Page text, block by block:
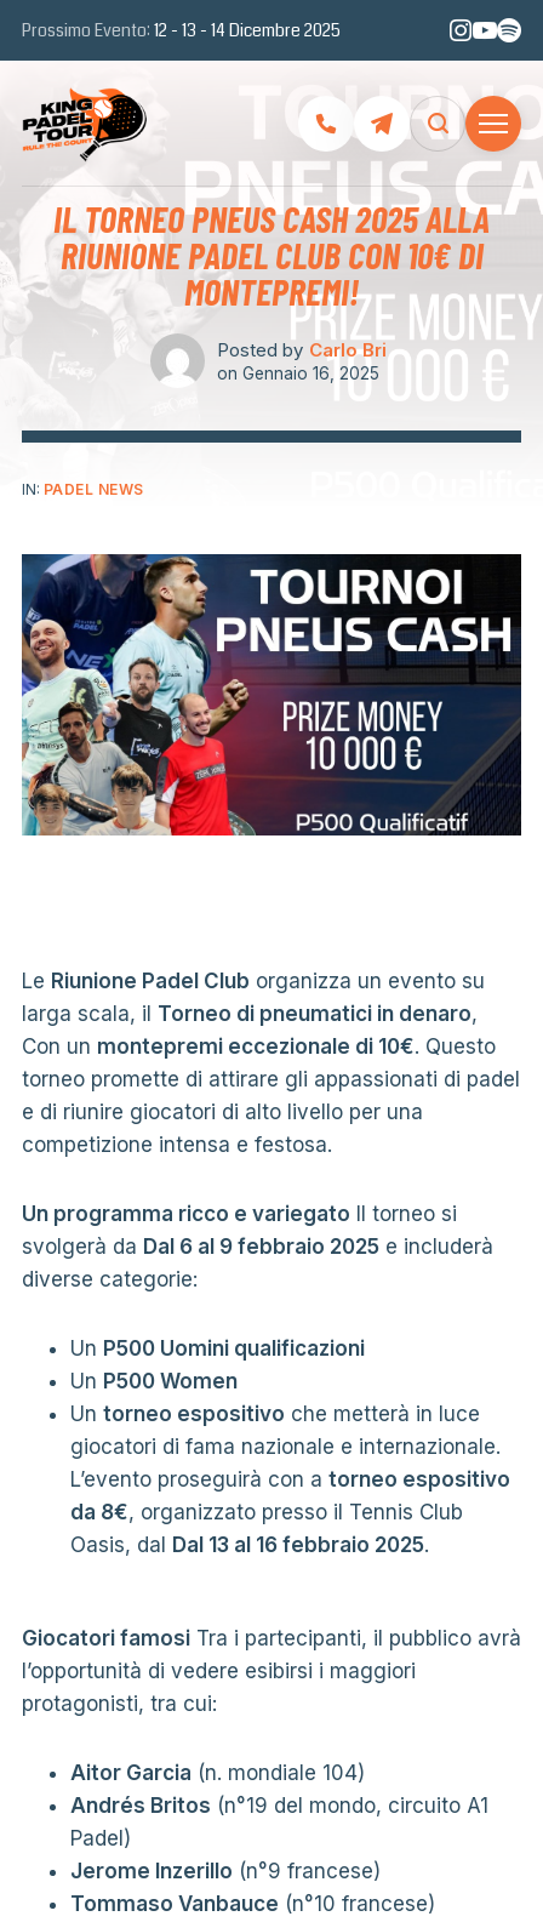
Prossimo Evento: 12 - 13 - 14 Dicembre 2025
IL TORNEO PNEUS CASH 2025 ALLA
RIUNIONE PADEL CLUB CON 10€ DI
MONTEPREMI!
Posted by Carlo Bri
on Gennaio 16, 2025
IN: PADEL NEWS
Le Riunione Padel Club organizza un evento su
larga scala, il Torneo di pneumatici in denaro,
Con un montepremi eccezionale di 10€. Questo
torneo promette di attirare gli appassionati di padel
e di riunire giocatori di alto livello per una
competizione intensa e festosa.
Un programma ricco e variegato Il torneo si
svolgerà da Dal 6 al 9 febbraio 2025e includerà
diverse categorie:
Un P500 Uomini qualificazioni
Un P500 Women
Un torneo espositivo che metterà in luce
giocatori di fama nazionale e internazionale.
L’evento proseguirà con a torneo espositivo
da 8€, organizzato presso il Tennis Club
Oasis, dal Dal 13 al 16 febbraio 2025.
Giocatori famosiTra i partecipanti, il pubblico avrà
l’opportunità di vedere esibirsi i maggiori
protagonisti, tra cui:
Aitor Garcia (n. mondiale 104)
Andrés Britos (n°19 del mondo, circuito A1
Padel)
Jerome Inzerillo (n°9 francese)
Tommaso Vanbauce (n°10 francese)